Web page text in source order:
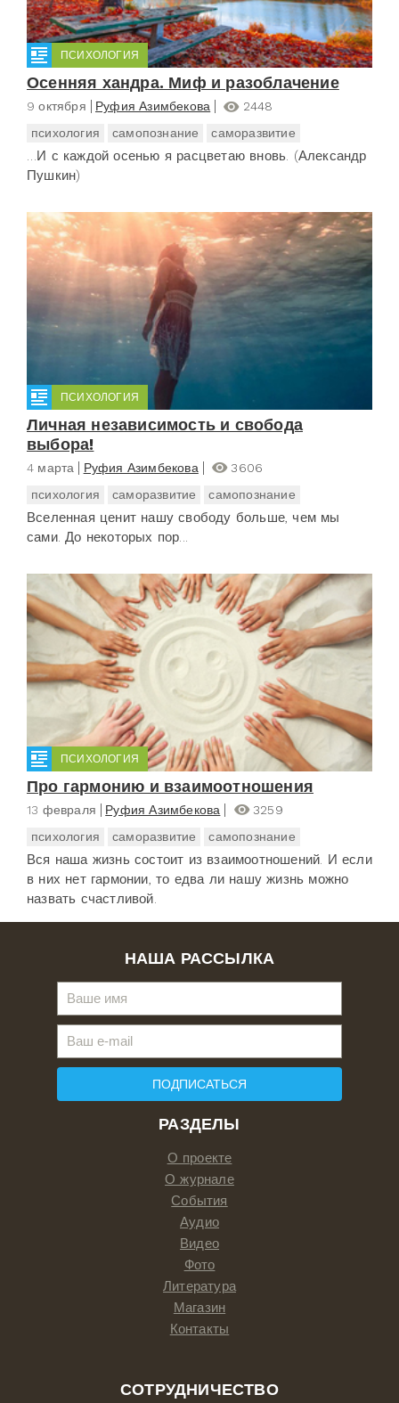
ПСИХОЛОГИЯ
Осенняя хандра. Миф и разоблачение
9 октября Руфия Азимбекова
2448
психология
самопознание саморазвитие
…И с каждой осенью я расцветаю вновь. (Александр
Пушкин)
ПСИХОЛОГИЯ
Личная независимость и свобода
выбора!
4 марта Руфия Азимбекова
3606
психология
саморазвитие самопознание
Вселенная ценит нашу свободу больше, чем мы
сами. До некоторых пор...
ПСИХОЛОГИЯ
Про гармонию и взаимоотношения
13 февраля Руфия Азимбекова
3259
психология
саморазвитие самопознание
Вся наша жизнь состоит из взаимоотношений. И если
в них нет гармонии, то едва ли нашу жизнь можно
назвать счастливой.
РАЗДЕЛЫ
О проекте
О журнале
События
Аудио
Видео
Фото
Литература
Магазин
Контакты
СОТРУДНИЧЕСТВО
НАША РАССЫЛКА
ПОДПИСАТЬСЯ